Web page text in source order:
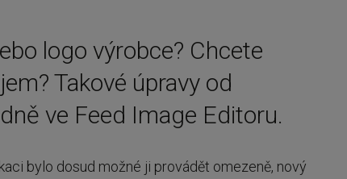
logo výrobce? Chcete
Takové úpravy od
ve Feed Image Editoru.
bylo dosud možné ji provádět omezeně, nový